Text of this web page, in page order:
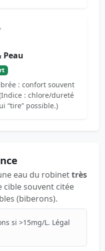
Peau
: confort souvent
: chlore/dureté
“tire” possible.)
eau du robinettrès
cible souvent citée
(biberons).
si >15mg/L. Légal